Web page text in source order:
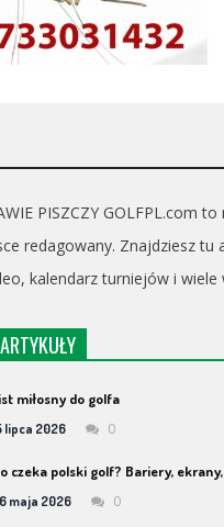
PISZCZY GOLFPL.com
redagowany. Znajdziesz tu
kalendarz turniejów i wiele
miłosny do golfa
lipca 2026 0
maja 2026 0